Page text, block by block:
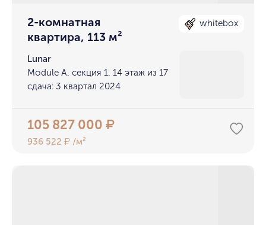
2-комнатная
квартира, 113 м²
whitebox
Lunar
Module A, секция 1, 14 этаж из 17
сдача: 3 квартал 2024
105 827 000₽
936 522₽ /м²